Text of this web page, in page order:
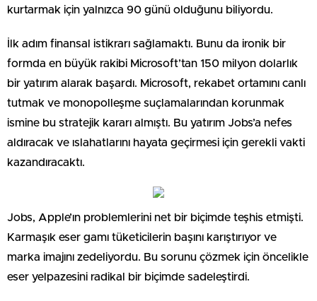
kurtarmak için yalnızca 90 günü olduğunu biliyordu.
İlk adım finansal istikrarı sağlamaktı. Bunu da ironik bir
formda en büyük rakibi Microsoft’tan 150 milyon dolarlık
bir yatırım alarak başardı. Microsoft, rekabet ortamını canlı
tutmak ve monopolleşme suçlamalarından korunmak
ismine bu stratejik kararı almıştı. Bu yatırım Jobs’a nefes
aldıracak ve ıslahatlarını hayata geçirmesi için gerekli vakti
kazandıracaktı.
Jobs, Apple’ın problemlerini net bir biçimde teşhis etmişti.
Karmaşık eser gamı tüketicilerin başını karıştırıyor ve
marka imajını zedeliyordu. Bu sorunu çözmek için öncelikle
eser yelpazesini radikal bir biçimde sadeleştirdi.